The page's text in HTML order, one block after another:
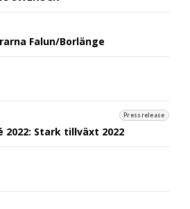
Falun/Borlänge
Pressrelease
Stark tillväxt 2022